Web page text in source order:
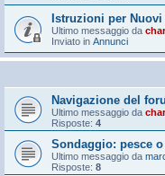
Istruzioni per
Ultimo messaggio da
Inviato in Annunci
Navigazione del
Ultimo messaggio da
Risposte: 4
Sondaggio: pesce
Ultimo messaggio da
Risposte: 8